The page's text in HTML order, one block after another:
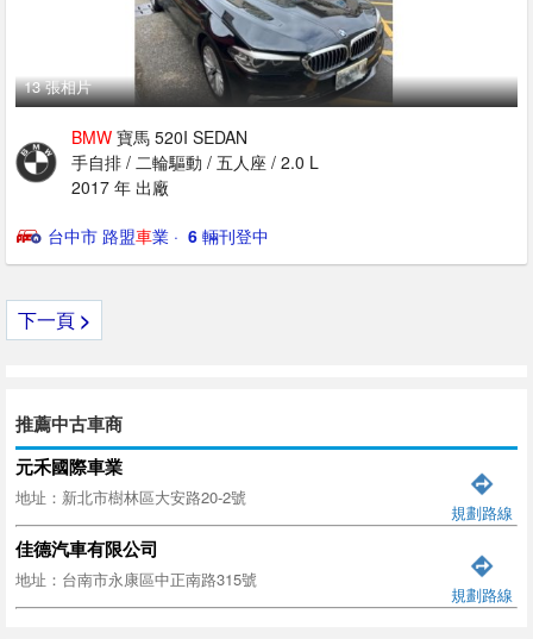
13 張相片
BMW 寶馬 520I SEDAN
手自排 / 二輪驅動 / 五人座 / 2.0 L
2017 年 出廠
台中市 路盟車業 · ‎ 6 輛刊登中
下一頁 >
推薦中古車商
元禾國際車業
地址：新北市樹林區大安路20-2號
規劃路線
佳德汽車有限公司
地址：台南市永康區中正南路315號
規劃路線